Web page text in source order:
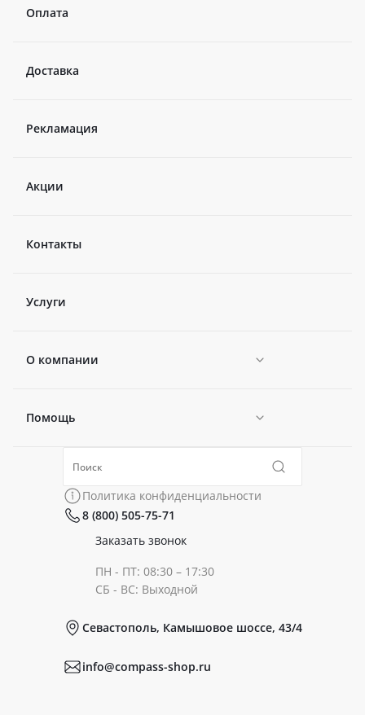
Оплата
Доставка
Рекламация
Акции
Контакты
Услуги
О компании
Новости
Политика конфиденциальности
Помощь
Коллекции
Политика конфиденциальности
8 (800) 505-75-71
Заказать звонок
ПН - ПТ: 08:30 – 17:30
СБ - ВС: Выходной
Севастополь, Камышовое шоссе, 43/4
info@compass-shop.ru